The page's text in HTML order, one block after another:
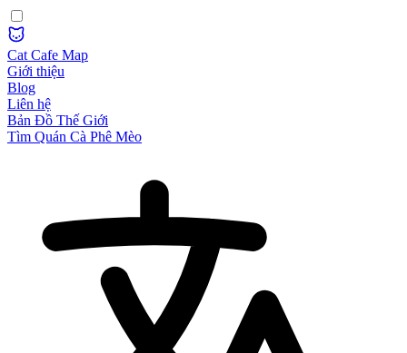
Cat Cafe Map
Giới thiệu
Blog
Liên hệ
Bản Đồ Thế Giới
Tìm Quán Cà Phê Mèo